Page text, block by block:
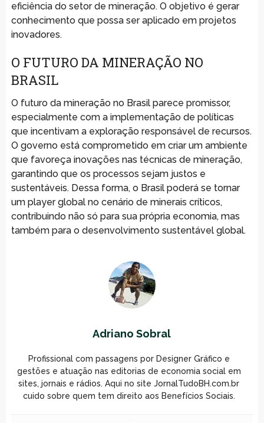
eficiência do setor de mineração. O objetivo é gerar
conhecimento que possa ser aplicado em projetos
inovadores.
O FUTURO DA MINERAÇÃO NO
BRASIL
O futuro da mineração no Brasil parece promissor,
especialmente com a implementação de políticas
que incentivam a exploração responsável de recursos.
O governo está comprometido em criar um ambiente
que favoreça inovações nas técnicas de mineração,
garantindo que os processos sejam justos e
sustentáveis. Dessa forma, o Brasil poderá se tornar
um player global no cenário de minerais críticos,
contribuindo não só para sua própria economia, mas
também para o desenvolvimento sustentável global.
Adriano Sobral
Profissional com passagens por Designer Gráfico e
gestões e atuação nas editorias de economia social em
sites, jornais e rádios. Aqui no site JornalTudoBH.com.br
cuido sobre quem tem direito aos Benefícios Sociais.